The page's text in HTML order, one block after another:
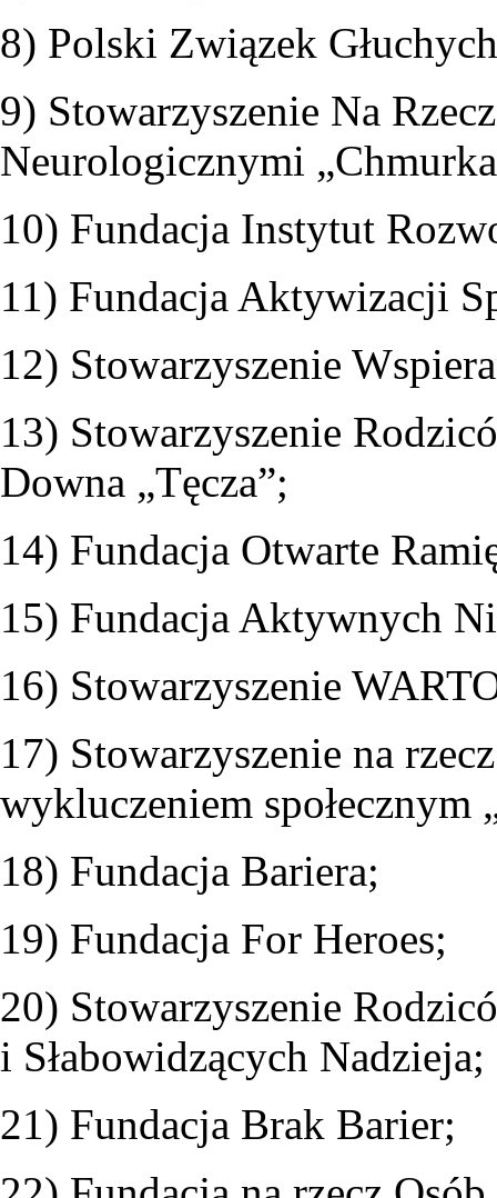
8) Polski Związek
9) Stowarzyszenie Na
Neurologicznymi
10) Fundacja Instytut
11) Fundacja Aktywizacji
12) Stowarzyszenie
13) Stowarzyszenie
Downa „Tęcza”;
14) Fundacja Otwarte
15) Fundacja Aktywnych
16) Stowarzyszenie
17) Stowarzyszenie na
wykluczeniem społecznym
18) Fundacja Bariera;
19) Fundacja For Heroes;
20) Stowarzyszenie
i Słabowidzących Nadzieja;
21) Fundacja Brak Barier;